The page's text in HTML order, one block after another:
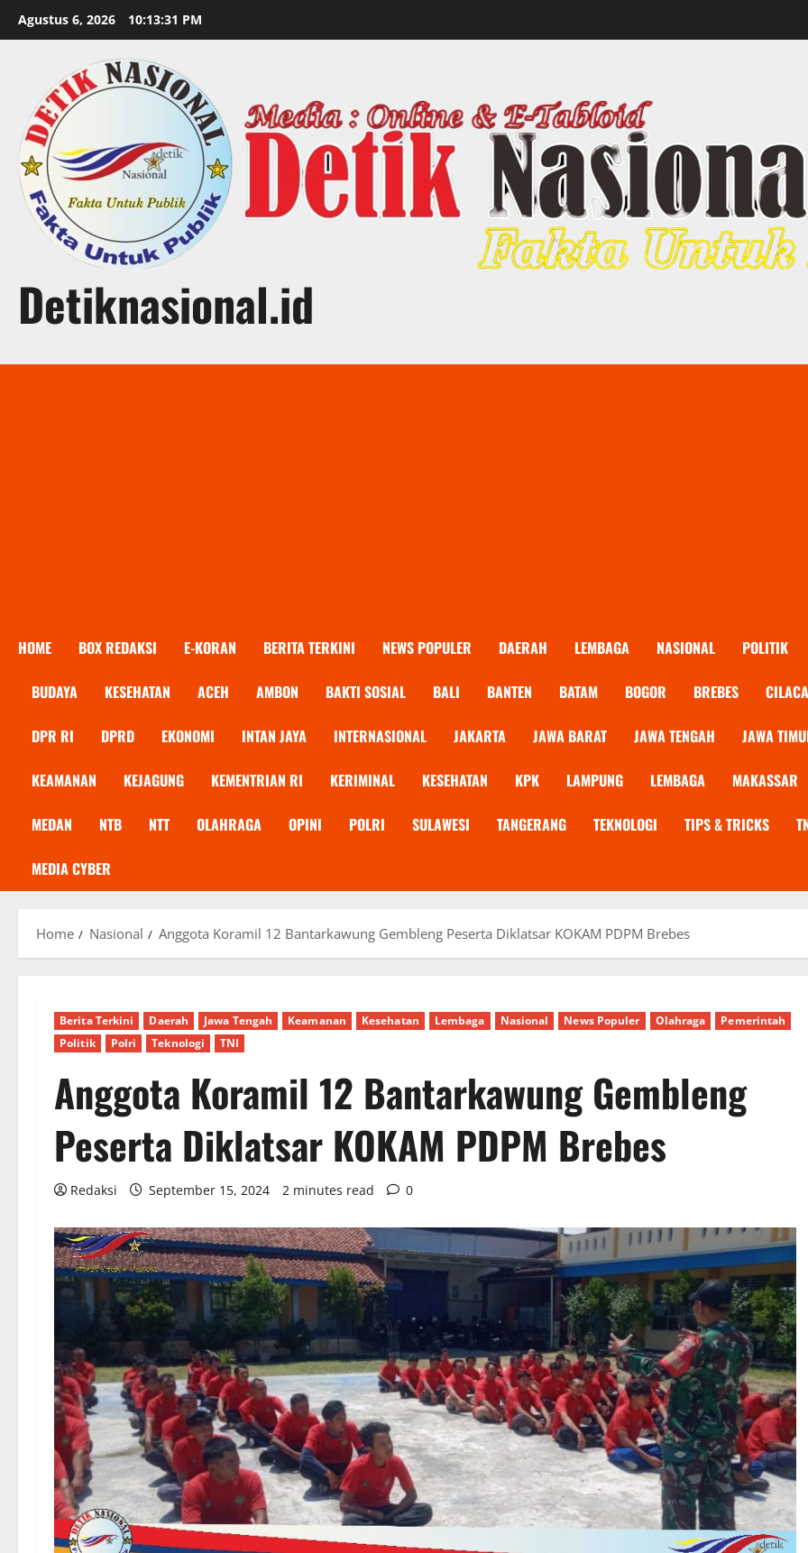
Agustus 6, 2026 10:13:32 PM
Detiknasional.id
HOME BOX REDAKSI E-KORAN BERITA TERKINI NEWS POPULER DAERAH LEMBAGA NASIONAL POLITIK
BUDAYA KESEHATAN ACEH AMBON BAKTI SOSIAL BALI BANTEN BATAM BOGOR BREBES
DPR RI DPRD EKONOMI INTAN JAYA INTERNASIONAL JAKARTA JAWA BARAT JAWA TENGAH JAWA
KEAMANAN KEJAGUNG KEMENTRIAN RI KERIMINAL KESEHATAN KPK LAMPUNG LEMBAGA MAKASSAR
MEDAN NTB NTT OLAHRAGA OPINI POLRI SULAWESI TANGERANG TEKNOLOGI TIPS & TRICKS
MEDIA CYBER
Home Nasional Anggota Koramil 12 Bantarkawung Gembleng Peserta Diklatsar KOKAM PDPM Brebes
Berita Terkini Daerah Jawa Tengah Keamanan Kesehatan Lembaga Nasional News Populer Olahraga
Pemerintah
Politik
Polri Teknologi TNI
Anggota Koramil 12 Bantarkawung Gembleng
Peserta Diklatsar KOKAM PDPM Brebes
Redaksi September 15, 2024 2 minutes read 0